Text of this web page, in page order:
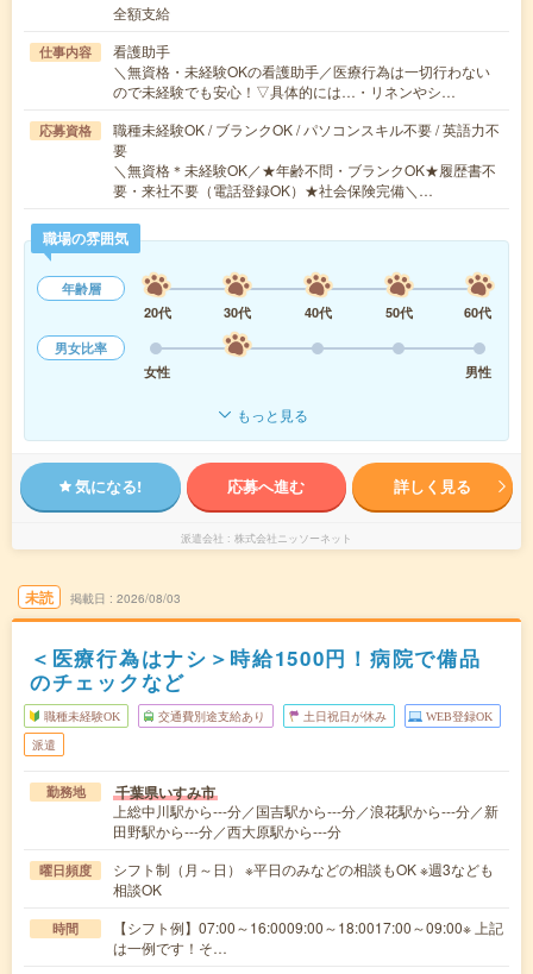
全額支給
仕事内容
看護助手
＼無資格・未経験OKの看護助手／医療行為は一切行わない
ので未経験でも安心！▽具体的には…・リネンやシ…
応募資格
職種未経験OK / ブランクOK / パソコンスキル不要 / 英語力不
要
＼無資格＊未経験OK／★年齢不問・ブランクOK★履歴書不
要・来社不要（電話登録OK）★社会保険完備＼…
職場の雰囲気
年齢層
20代
30代 40代 50代
60代
男女比率
女性
男性
もっと見る
気になる! 応募へ進む 詳しく見る
派遣会社 株式会社ニッソーネット
未読 掲載日 2026/08/03
＜医療行為はナシ＞時給1500円！病院で備品
のチェックなど
職種未経験OK 交通費別途支給あり 土日祝日が休み WEB登録OK
派遣
勤務地 千葉県いすみ市
上総中川駅から---分／国吉駅から---分／浪花駅から---分／新
田野駅から---分／西大原駅から---分
曜日頻度
シフト制（月～日） ※平日のみなどの相談もOK ※週3なども
相談OK
時間
【シフト例】07:00～16:0009:00～18:0017:00～09:00※ 上記
は一例です！そ…